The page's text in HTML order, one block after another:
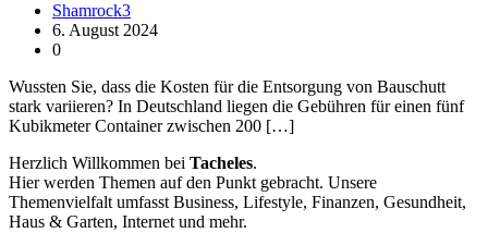
Shamrock3
6. August 2024
0
Wussten Sie, dass die Kosten für die Entsorgung von Bauschutt
stark variieren? In Deutschland liegen die Gebühren für einen fünf
Kubikmeter Container zwischen 200 […]
Herzlich Willkommen bei Tacheles.
Hier werden Themen auf den Punkt gebracht. Unsere
Themenvielfalt umfasst Business, Lifestyle, Finanzen, Gesundheit,
Haus & Garten, Internet und mehr.